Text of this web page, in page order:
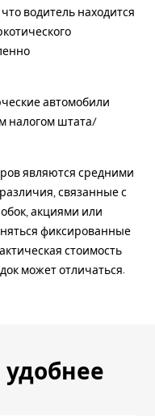
водитель находится
автомобили
налогом штата/
являются средними
связанные с
акциями или
фиксированные
стоимость
может отличаться.